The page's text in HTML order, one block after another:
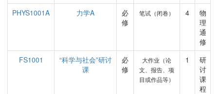
PHYS1001A
力学A
必
修
笔试（闭卷） 4
物
理
通
修
FS1001
“科学与社会”研讨
课
必
修
大作业（论
文、报告、项
目或作品等）
1
研
讨
课
程